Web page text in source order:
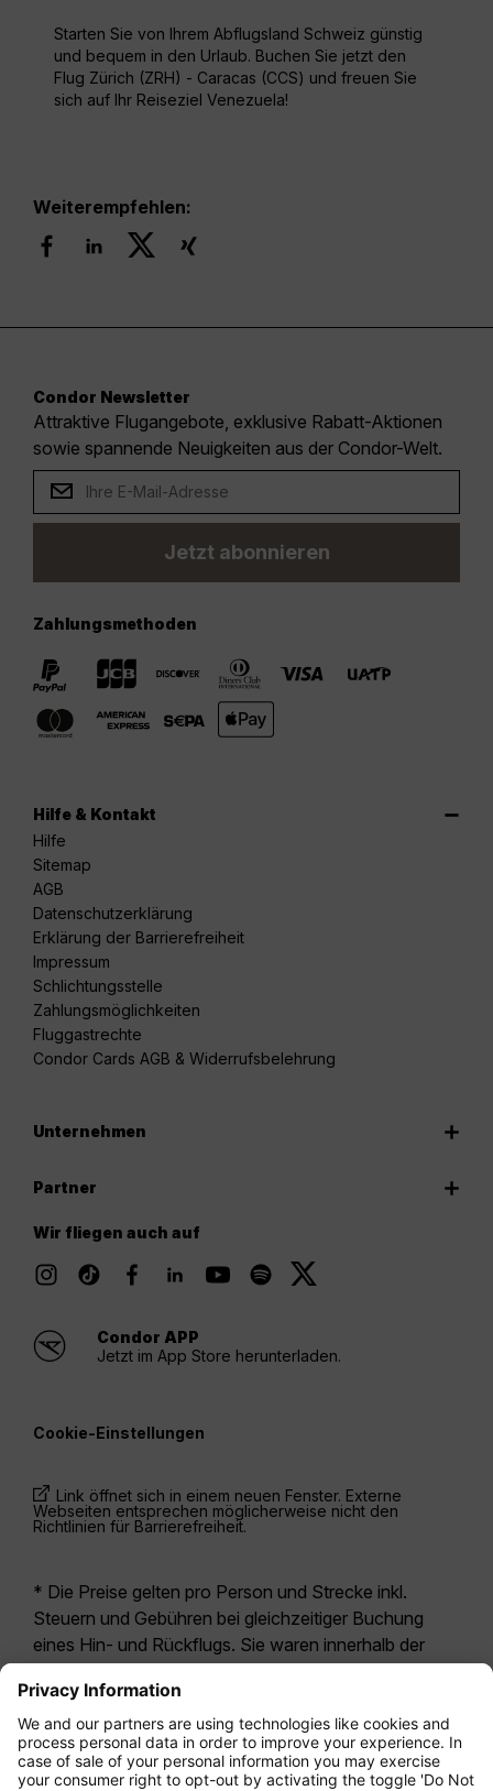
Starten Sie von Ihrem Abflugsland Schweiz günstig
und bequem in den Urlaub. Buchen Sie jetzt den
Flug Zürich (ZRH) - Caracas (CCS) und freuen Sie
sich auf Ihr Reiseziel Venezuela!
Weiterempfehlen:
Condor Newsletter
Attraktive Flugangebote, exklusive Rabatt-Aktionen
sowie spannende Neuigkeiten aus der Condor-Welt.
Jetzt abonnieren
Zahlungsmethoden
Hilfe & Kontakt
Hilfe
Sitemap
AGB
Datenschutzerklärung
Erklärung der Barrierefreiheit
Impressum
Schlichtungsstelle
Zahlungsmöglichkeiten
Fluggastrechte
Condor Cards AGB & Widerrufsbelehrung
Unternehmen
Partner
Wir fliegen auch auf
Condor APP
Jetzt im App Store herunterladen.
Cookie-Einstellungen
Link öffnet sich in einem neuen Fenster. Externe
Webseiten entsprechen möglicherweise nicht den
Richtlinien für Barrierefreiheit.
* Die Preise gelten pro Person und Strecke inkl.
Steuern und Gebühren bei gleichzeitiger Buchung
eines Hin- und Rückflugs. Sie waren innerhalb der
möglicherweise nicht mehr aktuell. Bei den für die
Economy Class angegebenen Tarifen handelt es
sich i.d.R. um Economy Zero, unsere restriktivste
Tarifoption. Es können hierfür zusätzliche Gebühren